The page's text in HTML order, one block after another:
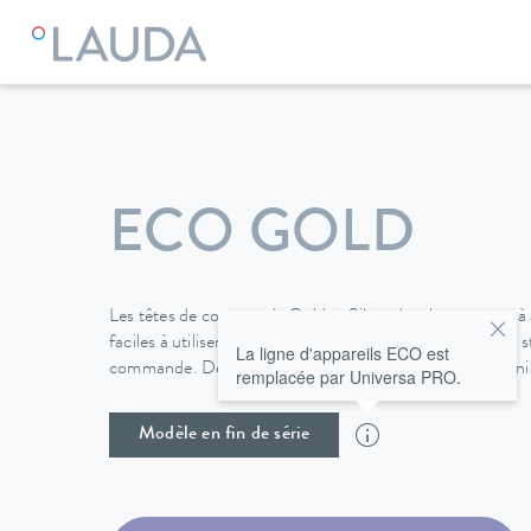
LAUDA Appareils de thermorégulation
ECO GOLD
Les têtes de commande Gold et Silver des thermostats
faciles à utiliser ; une interface mini-USB est incluse en
commande. Des interfaces supplémentaires sont
Modèle en fin de série
La ligne d'appareils ECO est
remplacée par Universa PRO.